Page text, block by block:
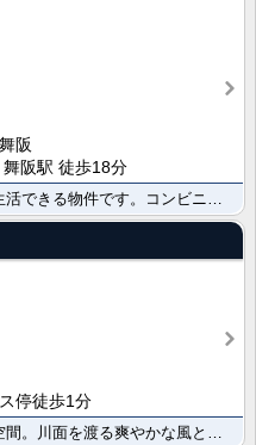
阪
阪駅 徒歩18分
停徒歩1分